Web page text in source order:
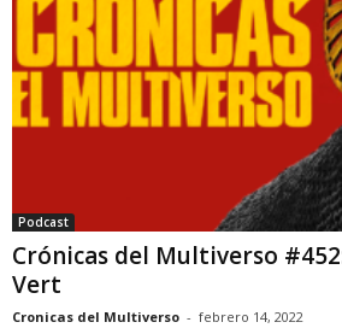
Podcast
Crónicas del Multiverso
Vert
Cronicas del Multiverso - febrero 14, 2022